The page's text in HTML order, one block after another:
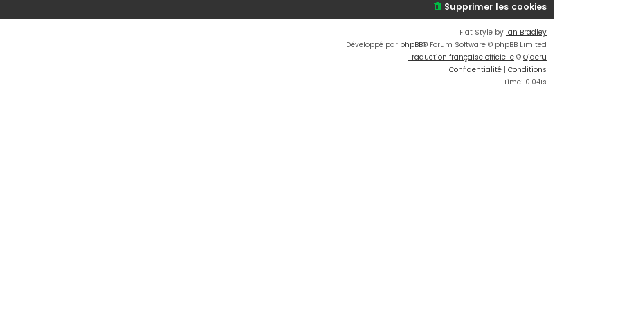
Supprimer les cookies
Flat Style by Ian Bradley
Développé par phpBB® Forum Software © phpBB Limited
Traduction française officielle © Qiaeru
Confidentialité | Conditions
Time: 0.041s